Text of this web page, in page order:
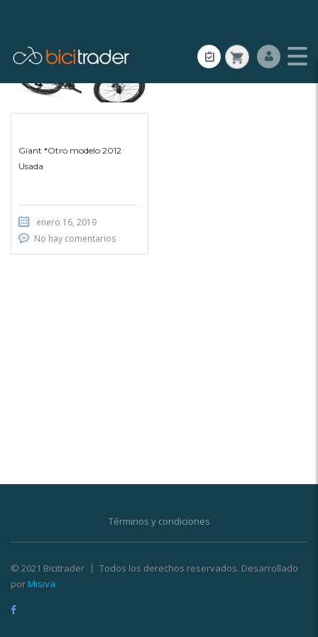
Giant *Otro modelo 2012
Usada
enero 16, 2019
No hay comentarios
Términos y condiciones
© 2021 Bicitrader
Todos los derechos reservados. Desarrollado
por Misiva